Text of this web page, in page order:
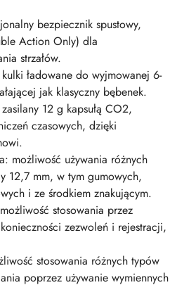
bezpiecznik spustowy,
Action Only) dla
strzałów.
ładowane do wyjmowanej 6-
jak klasyczny bębenek.
12 g kapsułą CO2,
czasowych, dzięki
możliwość używania różnych
12,7 mm, w tym gumowych,
i ze środkiem znakującym.
stosowania przez
zezwoleń i rejestracji,
stosowania różnych typów
poprzez używanie wymiennych